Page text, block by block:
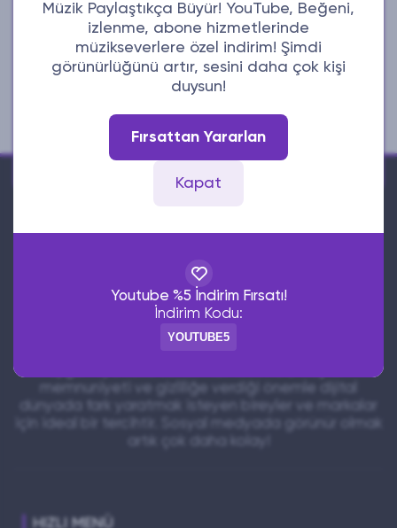
Müzik Paylaştıkça Büyür! YouTube, Beğeni,
izlenme, abone hizmetlerinde
müzikseverlere özel indirim! Şimdi
görünürlüğünü artır, sesini daha çok kişi
duysun!
Fırsattan Yararlan
Kapat
Youtube %5 İndirim Fırsatı!
İndirim Kodu:
YOUTUBE5
Bize Ulaşabilirsiniz!
Aktif iletişim adreslerimizden bize ulaşabilirsiniz.
E-Posta
Whatsapp
Ucuzsabizde, sosyal medya platformlarında
etkileşiminizi artırmanıza yardımcı olan güvenilir ve
ekonomik bir dijital hizmet sağlayıcısıdır. Instagram,
TikTok, X (Twitter), YouTube ve daha birçok platform
HIZLI MENÜ